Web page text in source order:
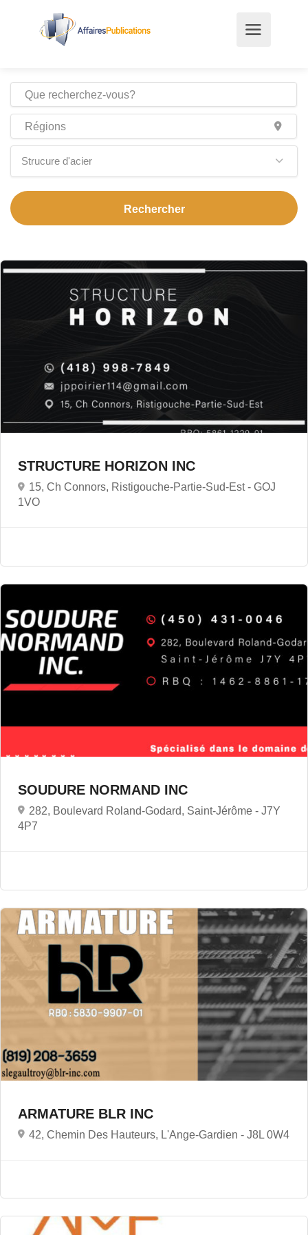
Strucure d'acier
STRUCTURE HORIZON INC
15, Ch Connors, Ristigouche-Partie-Sud-Est - GOJ
1VO
SOUDURE NORMAND INC
282, Boulevard Roland-Godard, Saint-Jérôme - J7Y
4P7
ARMATURE BLR INC
42, Chemin Des Hauteurs, L'Ange-Gardien - J8L 0W4